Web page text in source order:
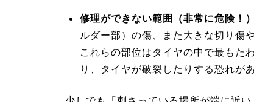
修理ができない範囲（非常に危険！）
ルダー部）の傷、また大きな切り傷
これらの部位はタイヤの中で最もた
り、タイヤが破裂したりする恐れが